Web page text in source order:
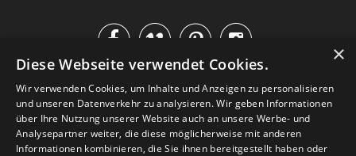

IM KATALOG BLÄTTERN
×
Diese Webseite verwendet Cookies.
Wir verwenden Cookies, um Inhalte und Anzeigen zu personalisieren
und unseren Datenverkehr zu analysieren. Wir geben Informationen
über Ihre Nutzung unserer Website auch an unsere Werbe- und
Analysepartner weiter, die diese möglicherweise mit anderen
Informationen kombinieren, die Sie ihnen bereitgestellt haben oder